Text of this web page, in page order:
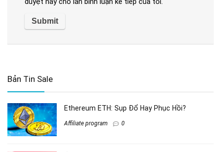
Bản Tin Sale
Ethereum ETH: Sụp Đổ Hay Phục Hồi?
Affiliate program 0